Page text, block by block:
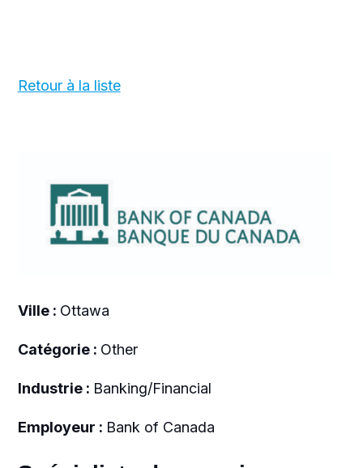
Retour à la liste
Ville : Ottawa
Catégorie : Other
Industrie : Banking/Financial
Employeur : Bank of Canada